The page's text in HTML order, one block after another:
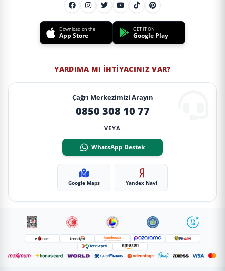
Download on the
App Store
GET IT ON
Google Play
YARDIMA MI İHTIYACINIZ VAR?
Çağrı Merkezimizi Arayın
0850 308 10 77
VEYA
WhatsApp Destek
Google Maps Yandex Navi